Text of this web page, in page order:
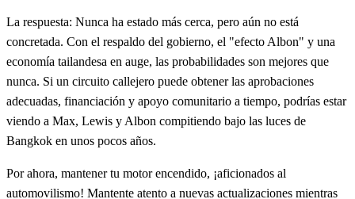
La respuesta: Nunca ha estado más cerca, pero aún no está
concretada. Con el respaldo del gobierno, el "efecto Albon" y una
economía tailandesa en auge, las probabilidades son mejores que
nunca. Si un circuito callejero puede obtener las aprobaciones
adecuadas, financiación y apoyo comunitario a tiempo, podrías estar
viendo a Max, Lewis y Albon compitiendo bajo las luces de
Bangkok en unos pocos años.
Por ahora, mantener tu motor encendido, ¡aficionados al
automovilismo! Mantente atento a nuevas actualizaciones mientras